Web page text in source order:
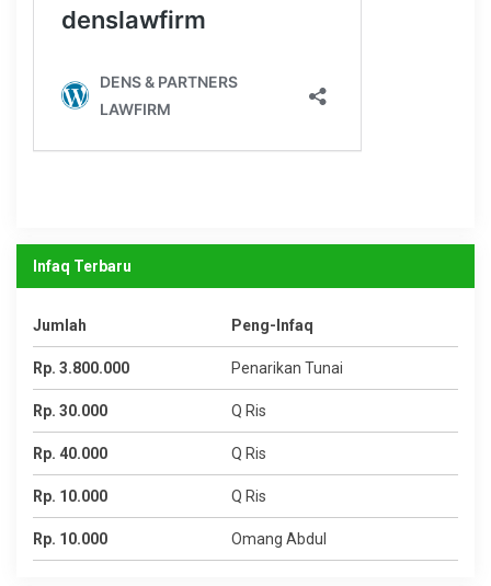
Infaq Terbaru
Jumlah Peng-Infaq
Rp. 3.800.000 Penarikan Tunai
Rp. 30.000 Q Ris
Rp. 40.000 Q Ris
Rp. 10.000 Q Ris
Rp. 10.000 Omang Abdul